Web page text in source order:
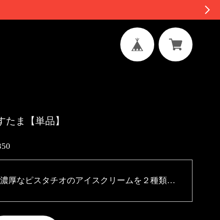
たま【単品】
濃厚なピスタチオのアイスクリームを２種類のチョコレートでコーティングした球体型アイスです。 栄養成分表示 1個当たり（推定値） 熱量487kcal たんぱく質8g 脂質42.4g 炭水化物34g 食塩相当量0.6g ◎サイズ／直径6cm弱ぐらいの球体 ※発送について 平日のご注文はご注文日より翌日の発送になります。 土日祝日のご注文は月曜日発送になります。 又到着日は配送地域によって変動がございますのでご了承ください。 指定日をご希望の方は、ご注文日より3日以降で承ります。備考欄にご記入ください。